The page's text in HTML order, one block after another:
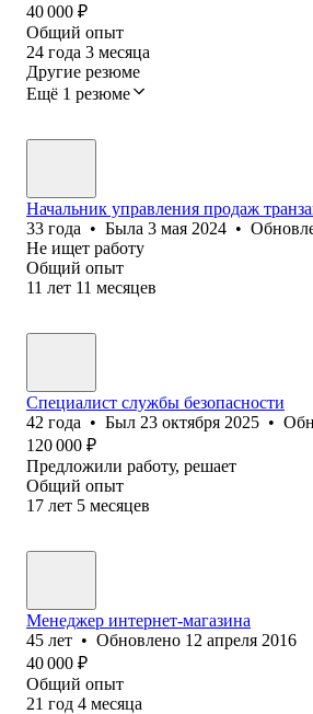
40 000 ₽
Общий опыт
24 года 3 месяца
Другие резюме
Ещё 1 резюме
Начальник управления продаж
33 года • Была 3 мая 2024 •
Не ищет работу
Общий опыт
11 лет 11 месяцев
Специалист службы безопасности
42 года • Был 23 октября 2025 •
120 000 ₽
Предложили работу, решает
Общий опыт
17 лет 5 месяцев
Менеджер интернет-магазина
45 лет • Обновлено 12 апреля 2016
40 000 ₽
Общий опыт
21 год 4 месяца